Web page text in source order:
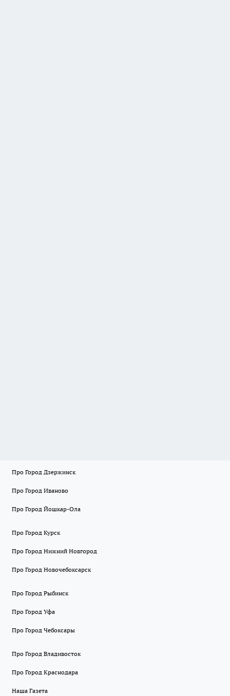
Про Город Дзержинск
Про Город Иваново
Про Город Йошкар-Ола
Про Город Курск
Про Город Нижний Новгород
Про Город Новочебоксарск
Про Город Рыбинск
Про Город Уфа
Про Город Чебоксары
Про Город Владивосток
Про Город Краснодара
Наша Газета